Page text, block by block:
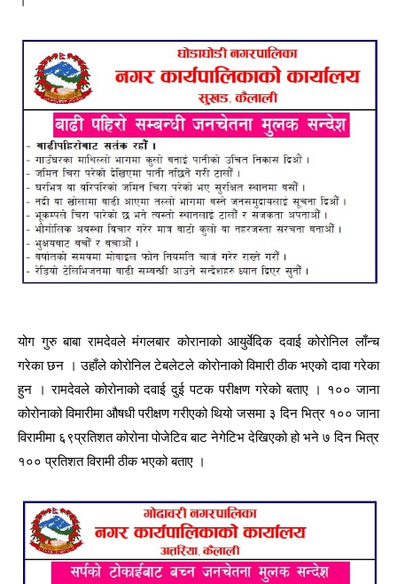
योग गुरु बाबा रामदेवले मंगलबार कोरानाको आयुर्वेदिक दवाई कोरोनिल लाँन्च
गरेका छन । उहाँले कोरोनिल टेबलेटले कोरोनाको विमारी ठीक भएको दावा गरेका
हुन । रामदेवले कोरोनाको दवाई दुई पटक परीक्षण गरेको बताए । १०० जाना
कोरोनाको विमारीमा औषधी परीक्षण गरीएको थियो जसमा ३ दिन भित्र १०० जाना
विरामीमा ६९प्रतिशत कोरोना पोजेटिव बाट नेगेटिभ देखिएको हो भने ७ दिन भित्र
१०० प्रतिशत विरामी ठीक भएको बताए ।